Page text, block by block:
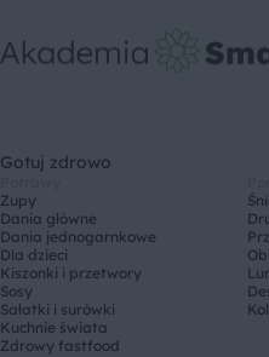
Gotuj zdrowo
Zupy
Dania główne
Dania jednogarnkowe
Dla dzieci
Kiszonki i przetwory
Sosy
Sałatki i surówki
Kuchnie świata
Zdrowy fastfood